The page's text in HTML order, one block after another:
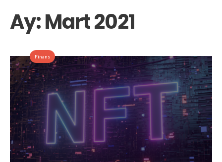
Ay:Mart 2021
Finans